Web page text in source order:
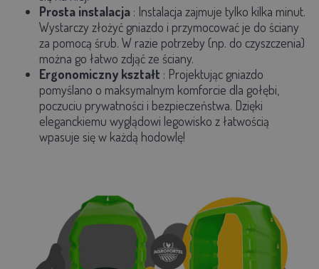
Prosta instalacja : Instalacja zajmuje tylko kilka minut.
Wystarczy złożyć gniazdo i przymocować je do ściany
za pomocą śrub. W razie potrzeby (np. do czyszczenia)
można go łatwo zdjąć ze ściany.
Ergonomiczny kształt : Projektując gniazdo
pomyślano o maksymalnym komforcie dla gołębi,
poczuciu prywatności i bezpieczeństwa. Dzięki
eleganckiemu wyglądowi legowisko z łatwością
wpasuje się w każdą hodowlę!